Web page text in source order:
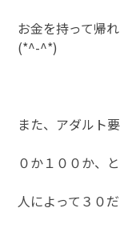
お金を持って帰
(*^-^*)
また、アダルト
０か１００か、
人によって３０